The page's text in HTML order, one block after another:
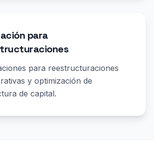
para
para reestructuraciones
y optimización de
de capital.